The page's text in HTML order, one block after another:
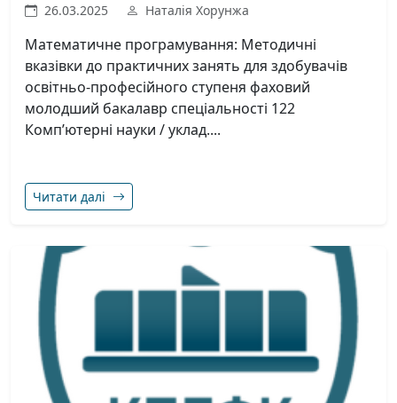
26.03.2025 Наталія Хорунжа
Математичне програмування: Методичні
вказівки до практичних занять для здобувачів
освітньо-професійного ступеня фаховий
молодший бакалавр спеціальності 122
Комп’ютерні науки / уклад....
Читати далі